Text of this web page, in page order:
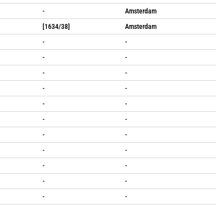
- Amsterdam
[1634/38] Amsterdam
- -
- -
- -
- -
- -
- -
- -
- -
- -
- -
- -